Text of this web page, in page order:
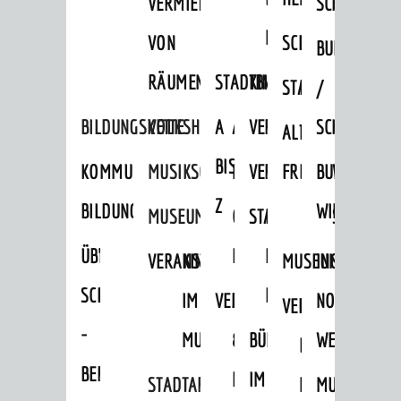
VON
RÄUMEN
BILDUNGSKETTE
KOMMUNALES
BILDUNGSMANAGEMENT
ÜBERGANG
SCHULE
-
BERUF
"FRÜHE
BILDUNG"
VOLKSHOCHSCHULE
MUSIKSCHULE
MUSEUM
VERANSTALTUNGEN
KINDER
IM
MUSEUM
STADTARCHIV
MUSEUM
STADTBIBLIOTHEK
A
BIS
Z
AUSLEIHE
MEDIENANGEBOTE
ONLINE-
KATALOG
VERANSTALTUNGEN
AUSBILDUNG
&
PRAKTIKA
KINO
VERANSTALTER
STADTHALLE
ROLF-
ENGELBRECHT-
HAUS
BÜRGERSAAL
IM
SCHLOSSPARK
STADTGARTEN
ALTER
FRIEDHOF
ROSENANLAGE
BURGEN
/
SCHLOSS
BURGRUINE
WINDECK
SCHLOSS
MUSEUM
KINDER
IM
MUSEUM
INGRID-
NOLL-
WEG
MUNDART-